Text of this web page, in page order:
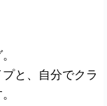
と、自分でクラ